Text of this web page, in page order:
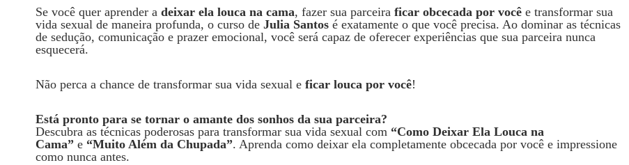
Se você quer aprender a deixar ela louca na cama, fazer sua parceira ficar obcecada por você e transformar sua
vida sexual de maneira profunda, o curso de Julia Santos é exatamente o que você precisa. Ao dominar as técnicas
de sedução, comunicação e prazer emocional, você será capaz de oferecer experiências que sua parceira nunca
esquecerá.
Não perca a chance de transformar sua vida sexual e ficar louca por você!
Está pronto para se tornar o amante dos sonhos da sua parceira?
Descubra as técnicas poderosas para transformar sua vida sexual com “Como Deixar Ela Louca na
Cama” e “Muito Além da Chupada”. Aprenda como deixar ela completamente obcecada por você e impressione
como nunca antes.